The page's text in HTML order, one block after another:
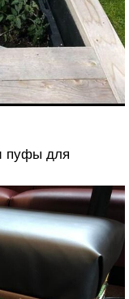
пуфы для